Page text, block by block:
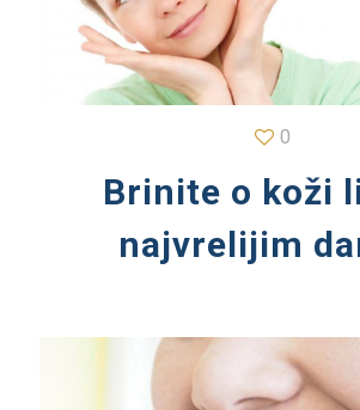
0
Brinite o koži
najvrelijim